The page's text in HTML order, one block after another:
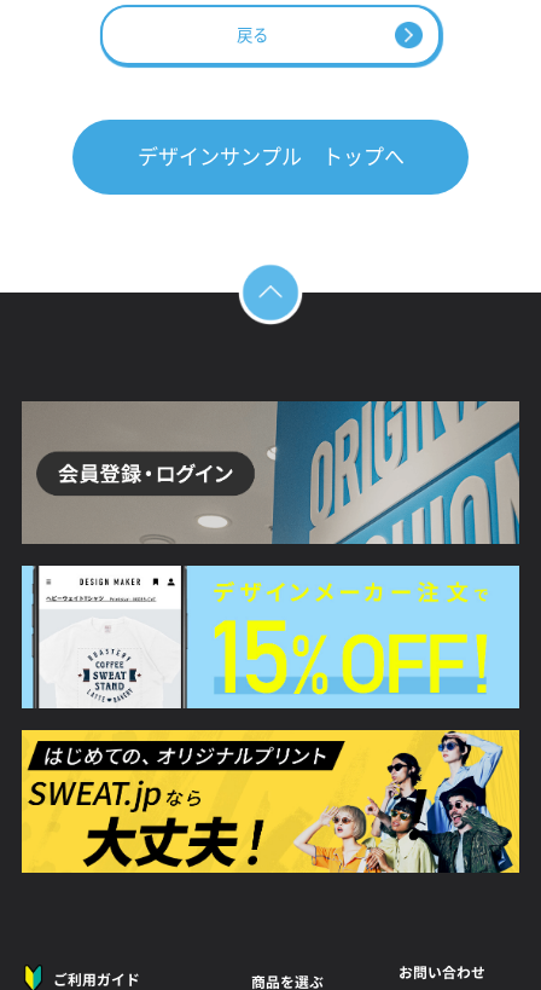
戻る
デザインサンプル トップへ
ご利用ガイド 商品を選ぶ
お問い合わせ